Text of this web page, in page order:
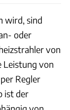
wird, sind
oder
von
Leistung von
Regler
ist der